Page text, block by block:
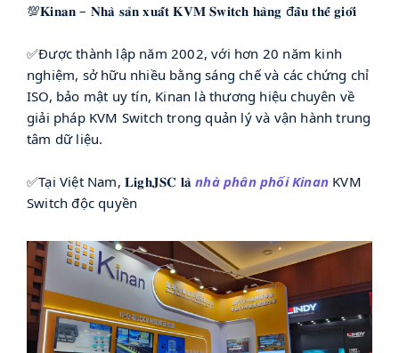
💯𝐊𝐢𝐧𝐚𝐧 – 𝐍𝐡𝐚̀ 𝐬𝐚̉𝐧 𝐱𝐮𝐚̂́𝐭 𝐊𝐕𝐌 𝐒𝐰𝐢𝐭𝐜𝐡 𝐡𝐚̀𝐧𝐠 đ𝐚̂̀𝐮 𝐭𝐡𝐞̂́ 𝐠𝐢𝐨̛́𝐢
✅Được thành lập năm 2002, với hơn 20 năm kinh
nghiệm, sở hữu nhiều bằng sáng chế và các chứng chỉ
ISO, bảo mật uy tín, Kinan là thương hiệu chuyên về
giải pháp KVM Switch trong quản lý và vận hành trung
tâm dữ liệu.
✅Tại Việt Nam, 𝐋𝐢𝐠𝐡𝐉𝐒𝐂 𝐥𝐚̀nhà phân phối Kinan KVM
Switch độc quyền